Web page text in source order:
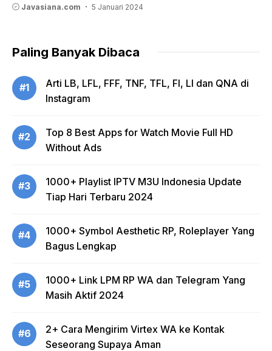
Javasiana.com 5 Januari 2024
Paling Banyak Dibaca
#1
Arti LB, LFL, FFF, TNF, TFL, FI, LI dan QNA di
Instagram
#2
Top 8 Best Apps for Watch Movie Full HD
Without Ads
#3
1000+ Playlist IPTV M3U Indonesia Update
Tiap Hari Terbaru 2024
#4
1000+ Symbol Aesthetic RP, Roleplayer Yang
Bagus Lengkap
#5
1000+ Link LPM RP WA dan Telegram Yang
Masih Aktif 2024
#6
2+ Cara Mengirim Virtex WA ke Kontak
Seseorang Supaya Aman